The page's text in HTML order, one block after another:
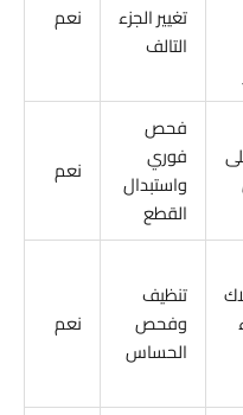
تغيير الجزء
التالف
نعم
فحص
فوري
واستبدال
القطع
نعم
تنظيف
وفحص
الحساس
نعم